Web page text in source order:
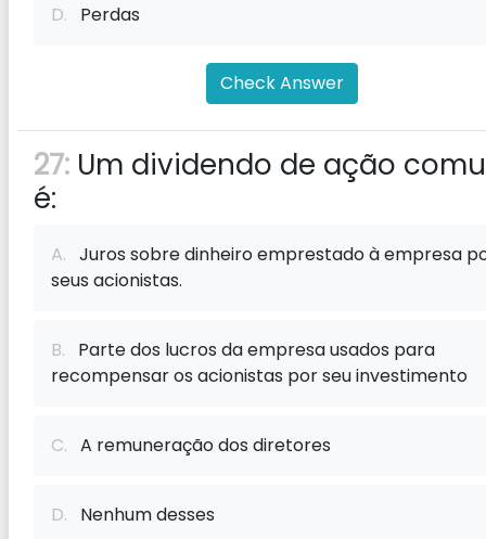
D. Perdas
Check Answer
27: Um dividendo de ação
é:
A. Juros sobre dinheiro emprestado à empresa
seus acionistas.
B. Parte dos lucros da empresa usados ​​para
recompensar os acionistas por seu investimento
C. A remuneração dos diretores
D. Nenhum desses